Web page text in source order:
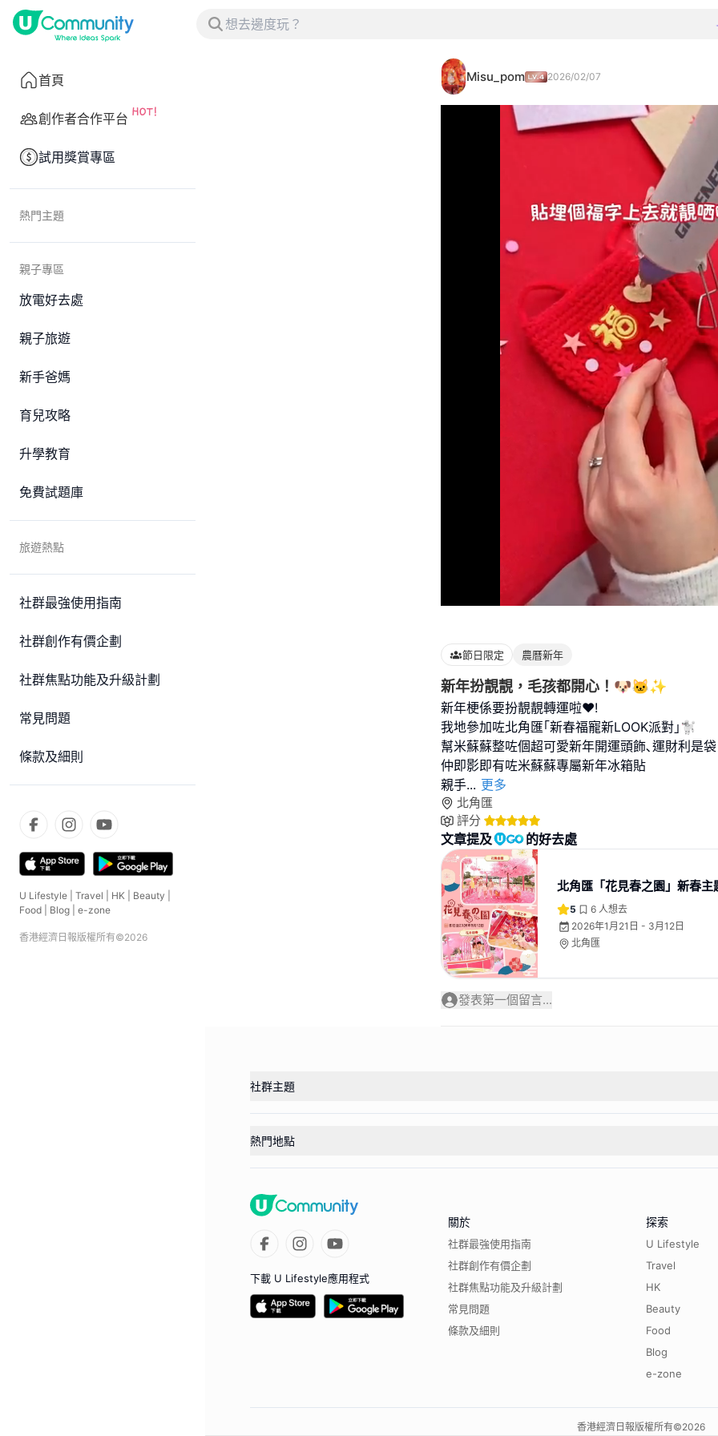
首頁
創作者合作平台
試用獎賞專區
熱門主題
親子專區
放電好去處
親子旅遊
新手爸媽
育兒攻略
升學教育
免費試題庫
旅遊熱點
社群最強使用指南
社群創作有價企劃
社群焦點功能及升級計劃
常見問題
條款及細則
U Lifestyle Travel HK Beauty
Food
Blog e-zone
香港經濟日報版權所有©2026
Misu_pom 2026/02/07
Loaded
100.00%
節日限定 農曆新年
新年扮靚靚，毛孩都開心！🐶🐱✨
新年梗係要扮靚靚轉運啦❤️!
我地參加咗北角匯｢新春福寵新LOOK派對｣🐩
幫米蘇蘇整咗個超可愛新年開運頭飾､運財利是袋
仲即影即有咗米蘇蘇專屬新年冰箱貼
親手... 更多
北角匯
評分
文章提及 的好去處
北角匯「花見春之園」新春主
5 6 人想去
2026年1月21日 - 3月12日
北角匯
發表第一個留言...
社群主題
熱門地點
下載 U Lifestyle應用程式
關於
社群最強使用指南
社群創作有價企劃
社群焦點功能及升級計劃
常見問題
條款及細則
探索
U Lifestyle
Travel
HK
Beauty
Food
Blog
e-zone
香港經濟日報版權所有©2026